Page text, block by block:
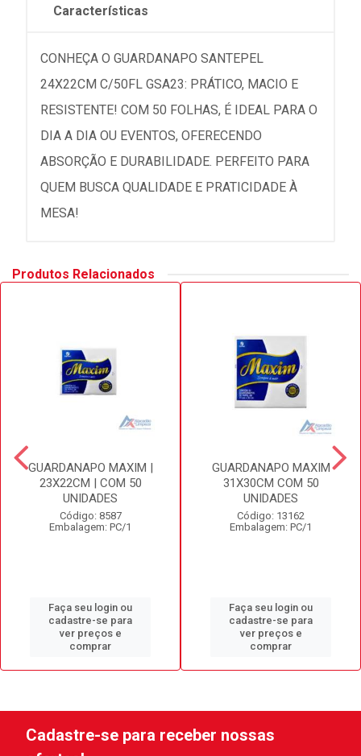
Características
CONHEÇA O GUARDANAPO SANTEPEL
24X22CM C/50FL GSA23: PRÁTICO, MACIO E
RESISTENTE! COM 50 FOLHAS, É IDEAL PARA O
DIA A DIA OU EVENTOS, OFERECENDO
ABSORÇÃO E DURABILIDADE. PERFEITO PARA
QUEM BUSCA QUALIDADE E PRATICIDADE À
MESA!
Produtos Relacionados
GUARDANAPO MAXIM |
23X22CM | COM 50
UNIDADES
Código: 8587
Embalagem: PC/1
Faça seu login ou
cadastre-se para
ver preços e
comprar
GUARDANAPO MAXIM
31X30CM COM 50
UNIDADES
Código: 13162
Embalagem: PC/1
Faça seu login ou
cadastre-se para
ver preços e
comprar
Cadastre-se para receber nossas